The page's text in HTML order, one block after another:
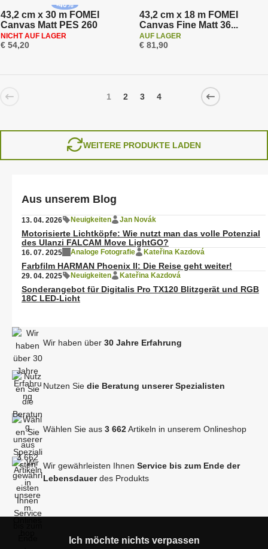
Wir haben über 30 Jahre Erfahrung
Nutzen Sie die Beratung unserer Spezialisten
Wählen Sie aus 3 662Artikeln in unserem Onlineshop
Wir gewährleisten Ihnen Service bis zum Ende der
Lebensdauerdes Produkts
-40%
43,2 cm x 30 m FOMEI
Canvas Matt PES 260
€ 54,20
NICHT AUF LAGER
43,2 cm x 18 m FOMEI
Canvas Fine Matt 36...
€ 81,90
AUF LAGER
WEITERE PRODUKTE LADEN
1 2 3 4
Aus unserem Blog
13. 04. 2026 Neuigkeiten Jan Novák
Motorisierte Lichtköpfe: Wie nutzt man das volle Potenzial
des Ulanzi FALCAM Move LightGO?
16. 07. 2025 Analoge Fotografie Kateřina Kazdová
Farbfilm HARMAN Phoenix II: Die Reise geht weiter!
29. 04. 2025 Neuigkeiten Kateřina Kazdová
Sonderangebot für Digitalis Pro TX120 Blitzgerät und RGB
18C LED-Licht
Ich möchte nichts verpassen